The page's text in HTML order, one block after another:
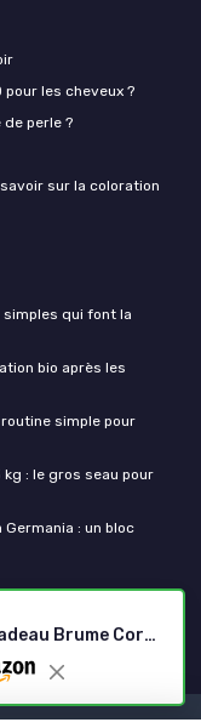
�? Unique Mini Mist Coffret Cadeau Brume Corporelle Parfumée Pour Femme (4x50ml) Sweet Palette
les cheveux ?
perle ?
sur la coloration
qui font la
bio après les
routine simple pour
: le gros seau pour
Germania : un bloc